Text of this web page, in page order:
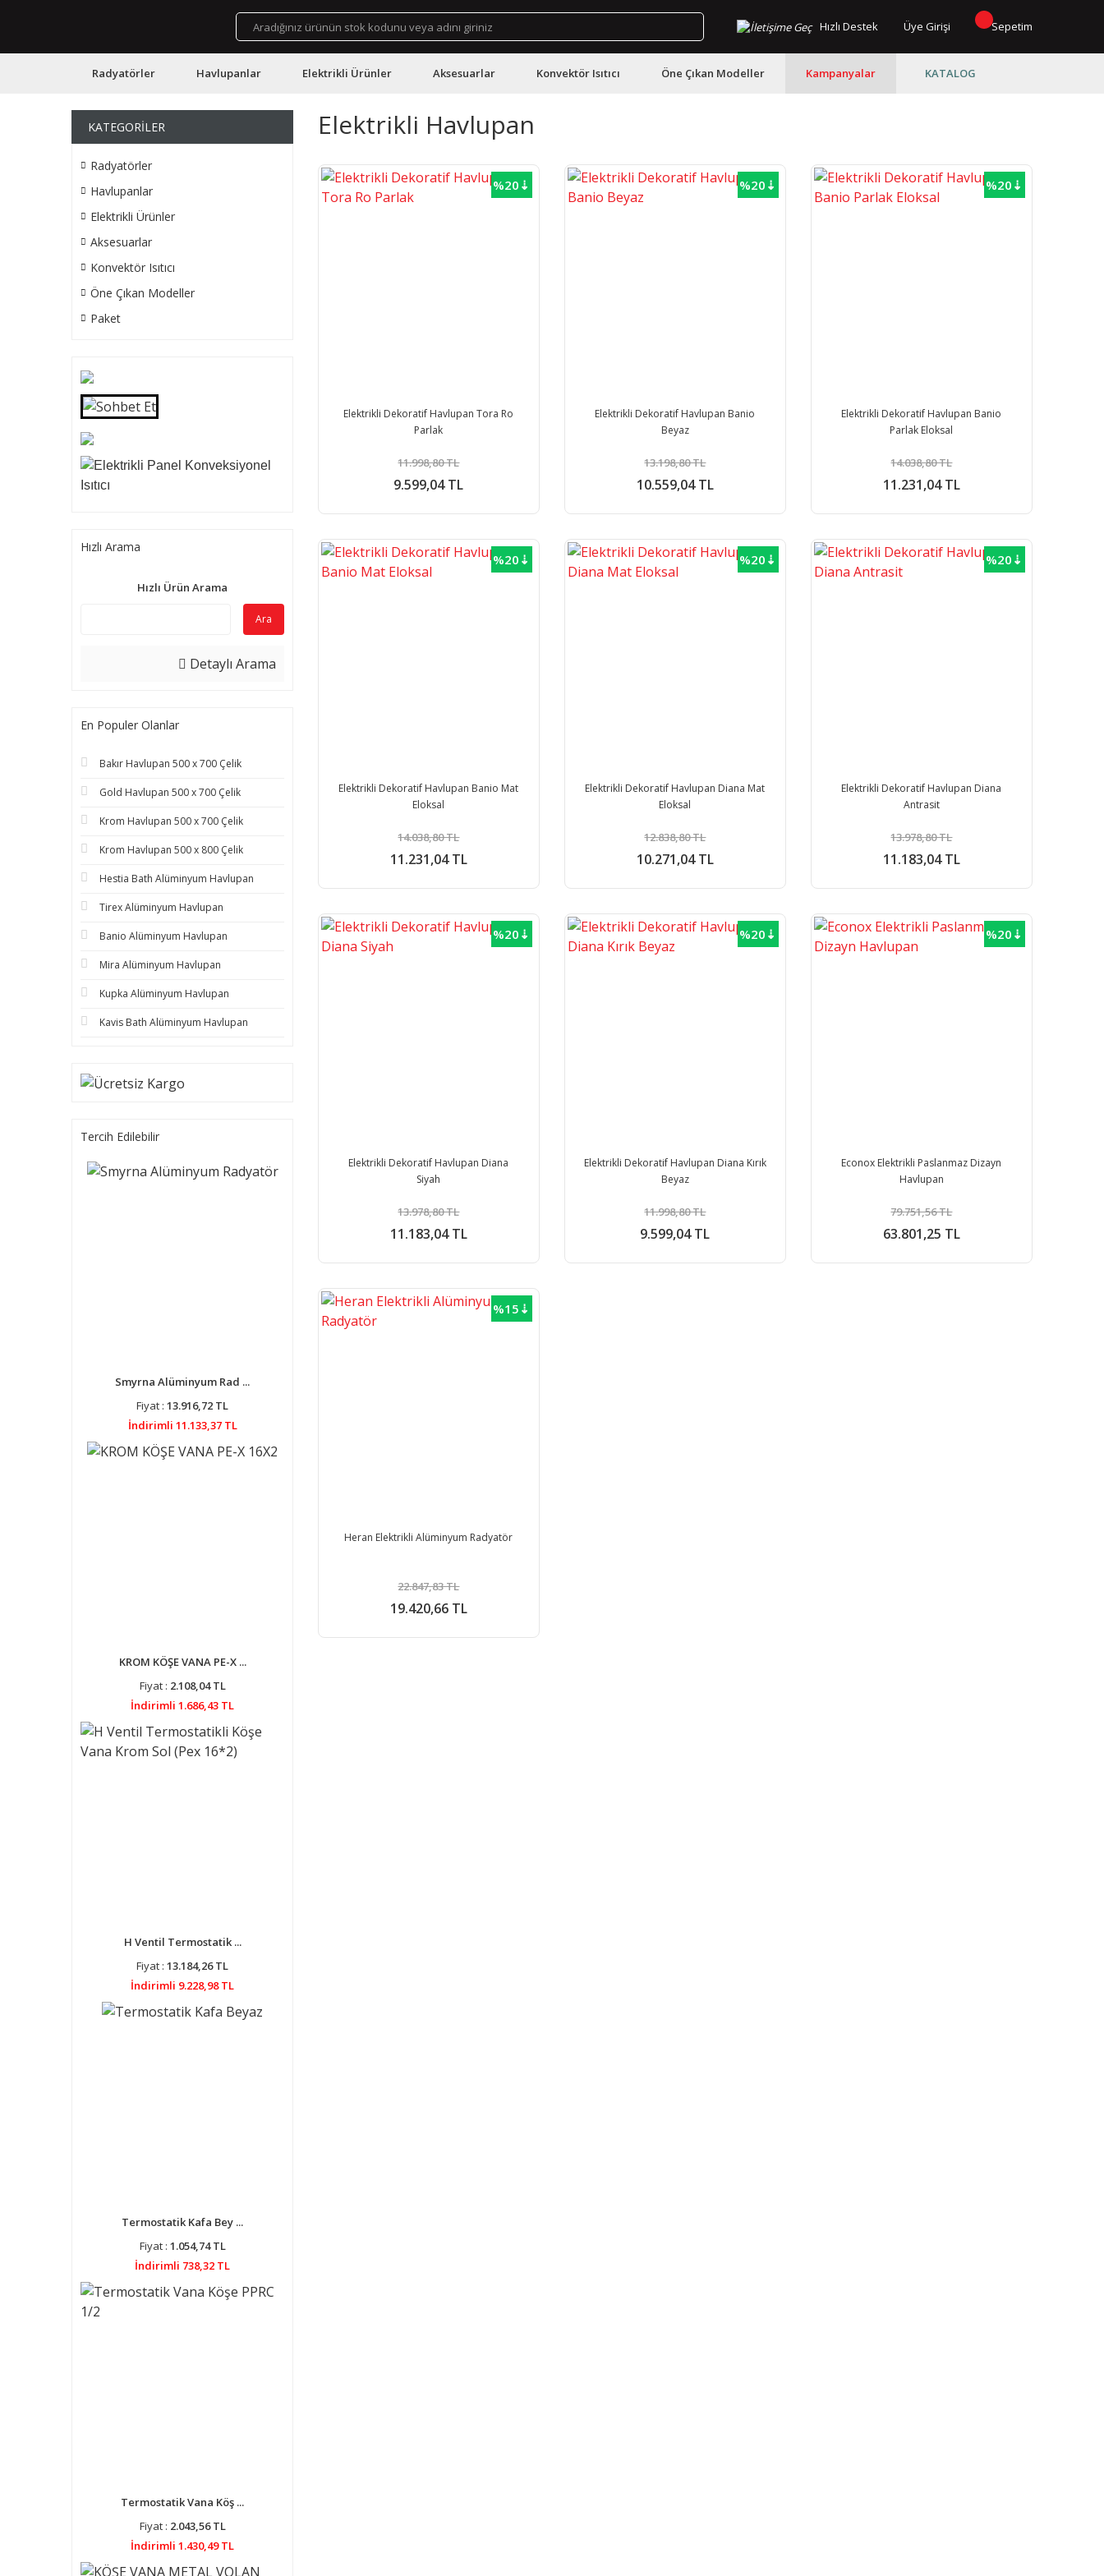
Hızlı Destek Üye Girişi Sepetim
Radyatörler Havlupanlar Elektrikli Ürünler Aksesuarlar Konvektör Isıtıcı Öne Çıkan Modeller Kampanyalar KATALOG
KATEGORİLER
Radyatörler
Havlupanlar
Elektrikli Ürünler
Aksesuarlar
Konvektör Isıtıcı
Öne Çıkan Modeller
Paket
Hızlı Arama
Hızlı Ürün Arama
Ara
Detaylı Arama
En Populer Olanlar
Bakır Havlupan 500 x 700 Çelik
Gold Havlupan 500 x 700 Çelik
Krom Havlupan 500 x 700 Çelik
Krom Havlupan 500 x 800 Çelik
Hestia Bath Alüminyum Havlupan
Tirex Alüminyum Havlupan
Banio Alüminyum Havlupan
Mira Alüminyum Havlupan
Kupka Alüminyum Havlupan
Kavis Bath Alüminyum Havlupan
Tercih Edilebilir
Smyrna Alüminyum Rad ...
Fiyat : 13.916,72 TL
İndirimli 11.133,37 TL
KROM KÖŞE VANA PE-X ...
Fiyat : 2.108,04 TL
İndirimli 1.686,43 TL
H Ventil Termostatik ...
Fiyat : 13.184,26 TL
İndirimli 9.228,98 TL
Termostatik Kafa Bey ...
Fiyat : 1.054,74 TL
İndirimli 738,32 TL
Termostatik Vana Köş ...
Fiyat : 2.043,56 TL
İndirimli 1.430,49 TL
Elektrikli Havlupan
%20⇣
Elektrikli Dekoratif Havlupan Tora Ro
Parlak
9.599,04 TL
11.998,80 TL
%20⇣
Elektrikli Dekoratif Havlupan Banio
Beyaz
10.559,04 TL
13.198,80 TL
%20⇣
Elektrikli Dekoratif Havlupan Banio
Parlak Eloksal
11.231,04 TL
14.038,80 TL
%20⇣
Elektrikli Dekoratif Havlupan Banio Mat
Eloksal
11.231,04 TL
14.038,80 TL
%20⇣
Elektrikli Dekoratif Havlupan Diana Mat
Eloksal
10.271,04 TL
12.838,80 TL
%20⇣
Elektrikli Dekoratif Havlupan Diana
Antrasit
11.183,04 TL
13.978,80 TL
%20⇣
Elektrikli Dekoratif Havlupan Diana
Siyah
11.183,04 TL
13.978,80 TL
%20⇣
Elektrikli Dekoratif Havlupan Diana Kırık
Beyaz
9.599,04 TL
11.998,80 TL
%20⇣
Econox Elektrikli Paslanmaz Dizayn
Havlupan
63.801,25 TL
79.751,56 TL
%15⇣
Heran Elektrikli Alüminyum Radyatör
19.420,66 TL
22.847,83 TL